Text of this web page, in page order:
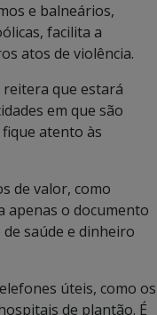
e balneários,
facilita a
atos de violência.
reitera que estará
em que são
atento às
de valor, como
apenas o documento
saúde e dinheiro
úteis, como os
de plantão. É